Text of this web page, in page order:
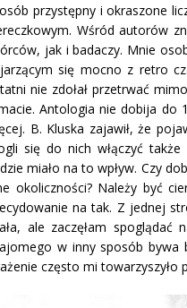
przystępny i okraszone
Wśród autorów
jak i badaczy. Mnie
się mocno z retro
nie zdołał przetrwać
Antologia nie dobija do
B. Kluska zajawił, że
się do nich włączyć
miało na to wpływ. Czy
okoliczności? Należy być
na tak. Z jednej
ale zaczęłam
w inny sposób bywa
często mi towarzyszyło